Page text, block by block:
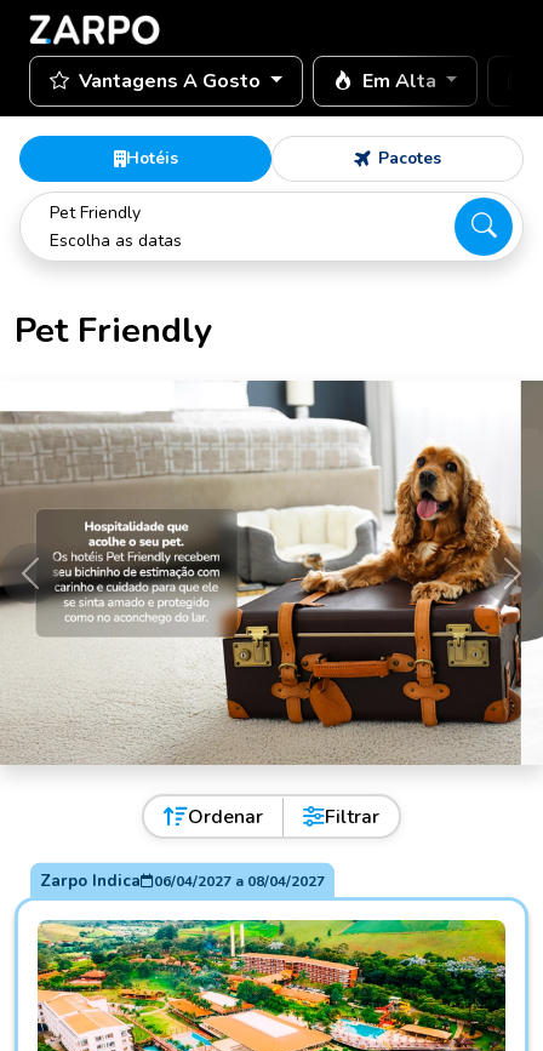
Vantagens A Gosto Em Alta
Hotéis Pacotes
Pet Friendly
Escolha as datas
Pet Friendly
Anterior
Ordenar Filtrar
Zarpo Indica 06/04/2027a 08/04/2027